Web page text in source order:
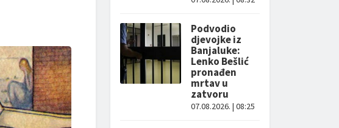
Podvodio
djevojke iz
Banjaluke:
Lenko Bešlić
pronađen
mrtav u
zatvoru
07.08.2026. | 08:25